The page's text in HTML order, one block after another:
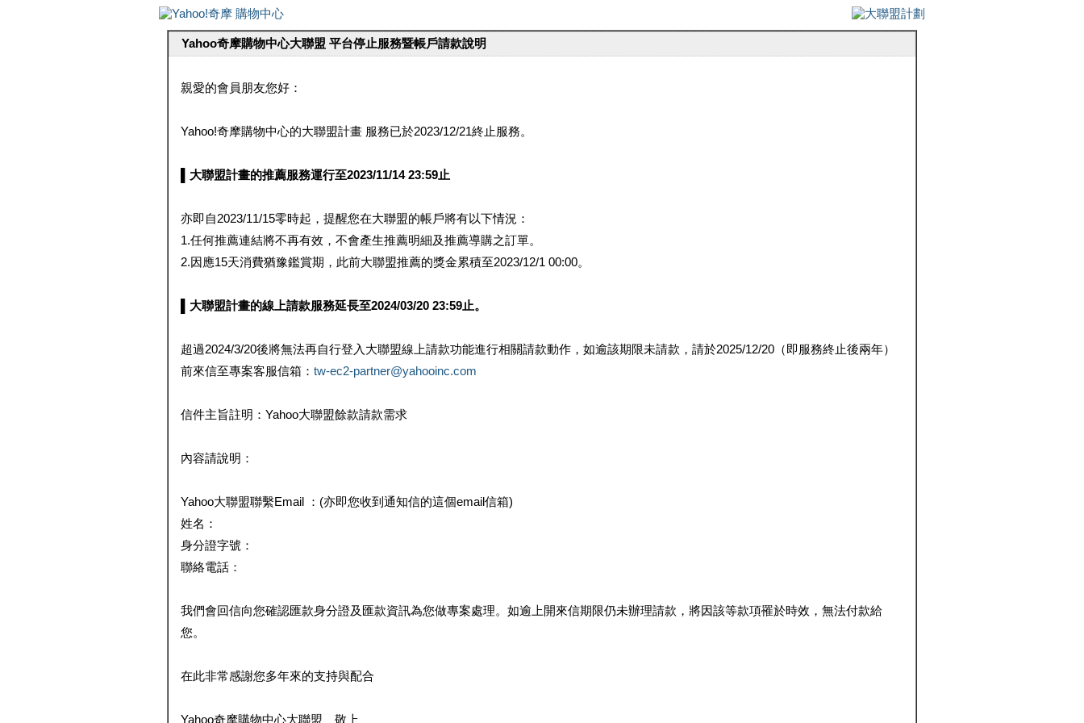
Yahoo奇摩購物中心大聯盟 平台停止服務暨帳戶請款說明
親愛的會員朋友您好：
Yahoo!奇摩購物中心的大聯盟計畫 服務已於2023/12/21終止服務。
▌大聯盟計畫的推薦服務運行至2023/11/14 23:59止
亦即自2023/11/15零時起，提醒您在大聯盟的帳戶將有以下情況：
1.任何推薦連結將不再有效，不會產生推薦明細及推薦導購之訂單。
2.因應15天消費猶豫鑑賞期，此前大聯盟推薦的獎金累積至2023/12/1 00:00。
▌大聯盟計畫的線上請款服務延長至2024/03/20 23:59止。
超過2024/3/20後將無法再自行登入大聯盟線上請款功能進行相關請款動作，如逾該期限未請款，請於2025/12/20（即服務終止後兩年）
前來信至專案客服信箱： tw-ec2-partner@yahooinc.com
信件主旨註明：Yahoo大聯盟餘款請款需求
內容請說明：
Yahoo大聯盟聯繫Email ：(亦即您收到通知信的這個email信箱)
姓名：
身分證字號：
聯絡電話：
我們會回信向您確認匯款身分證及匯款資訊為您做專案處理。如逾上開來信期限仍未辦理請款，將因該等款項罹於時效，無法付款給
您。
在此非常感謝您多年來的支持與配合
Yahoo奇摩購物中心大聯盟 敬上